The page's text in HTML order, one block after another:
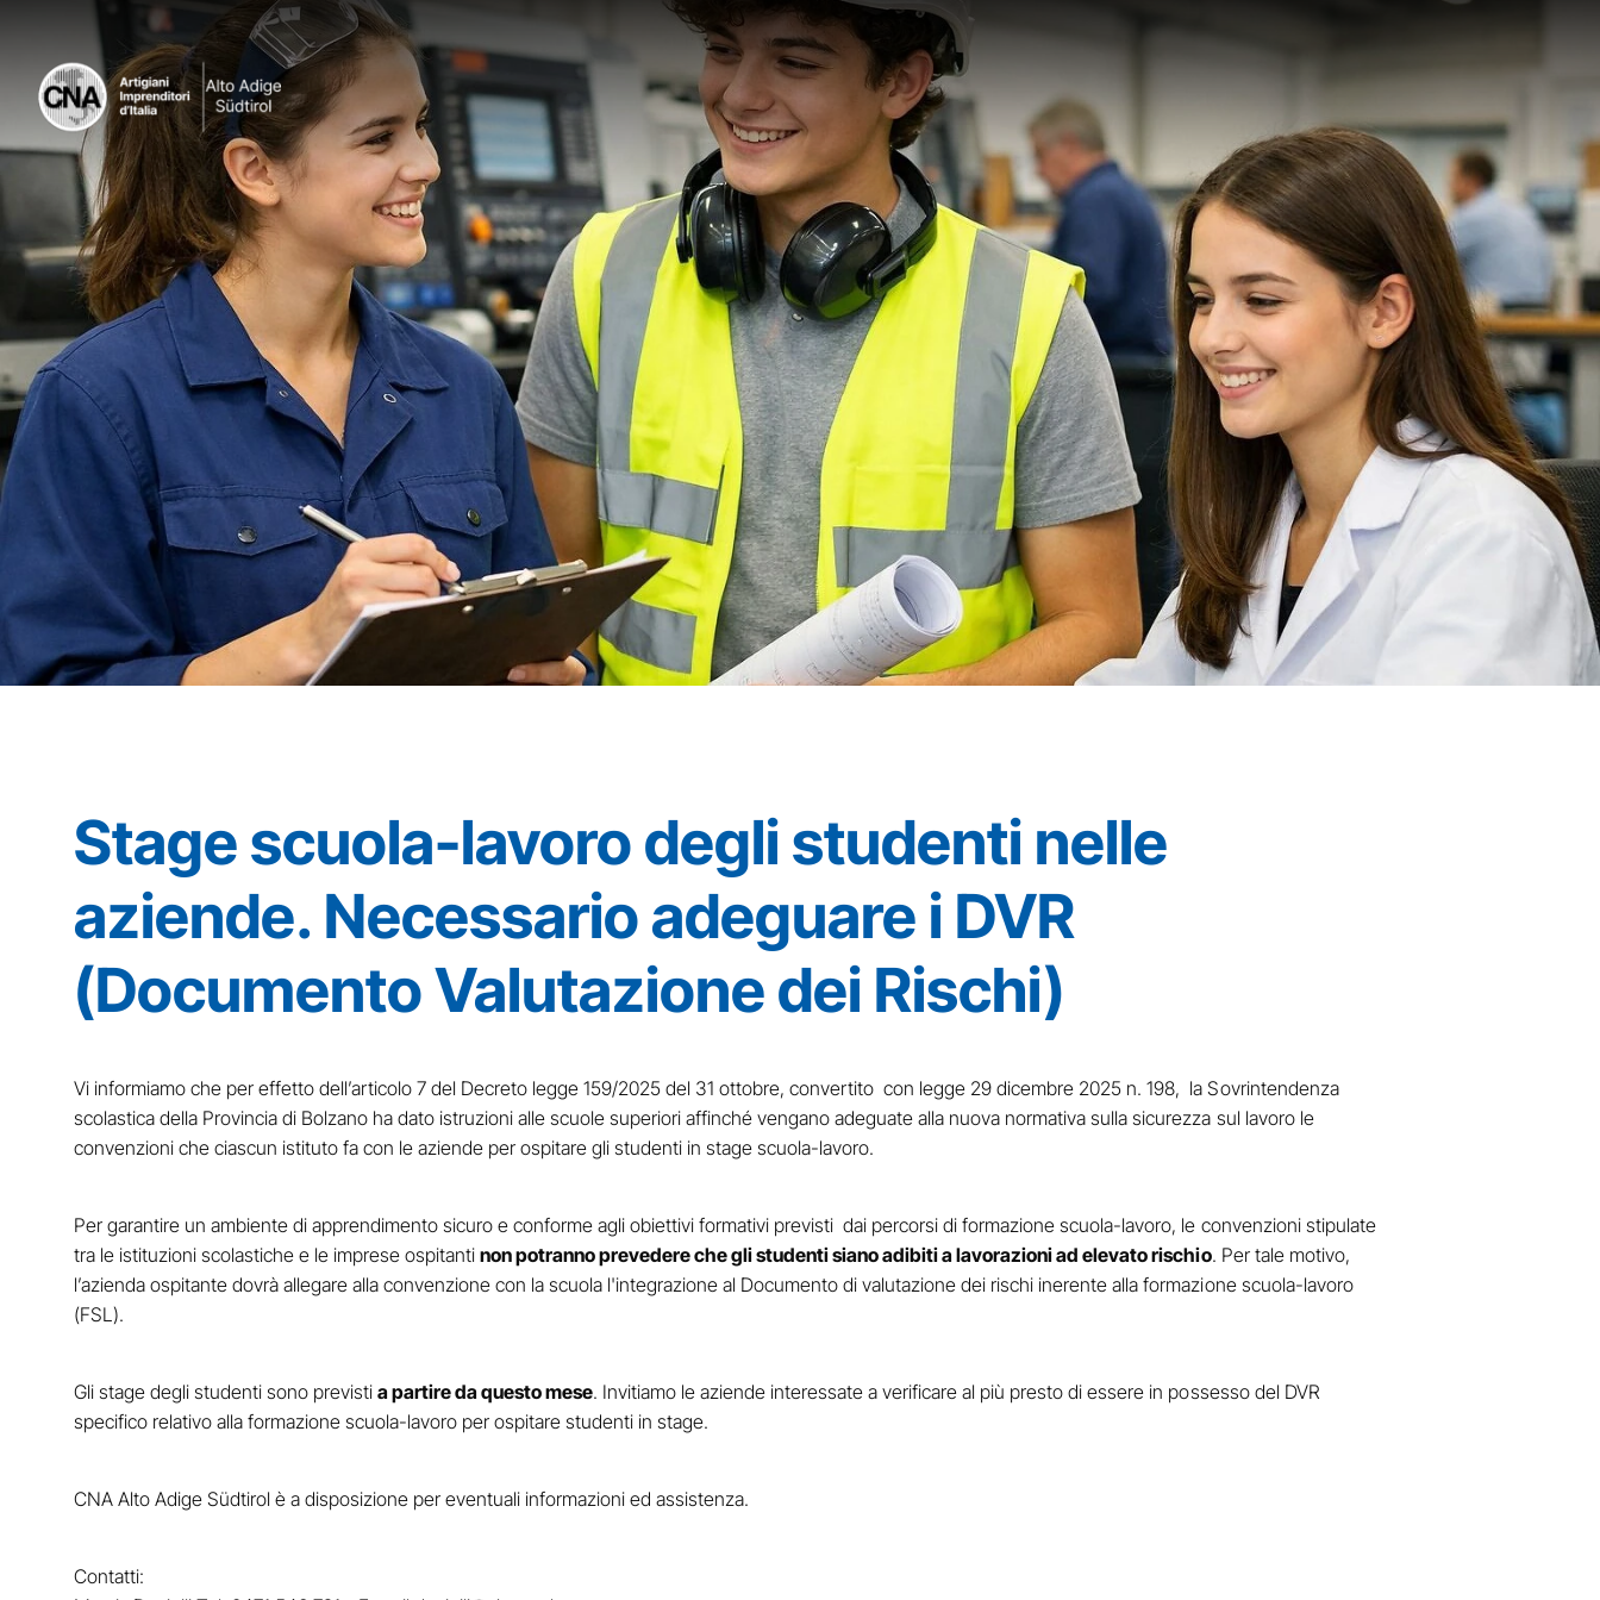
Stage scuola-lavoro degli studenti nelle
aziende. Necessario adeguare i DVR
(Documento Valutazione dei Rischi)
Vi informiamo che per effetto dell’articolo 7 del Decreto legge 159/2025 del 31 ottobre, convertito con legge 29 dicembre 2025 n. 198, la Sovrintendenza
scolastica della Provincia di Bolzano ha dato istruzioni alle scuole superiori affinché vengano adeguate alla nuova normativa sulla sicurezza sul lavoro le
convenzioni che ciascun istituto fa con le aziende per ospitare gli studenti in stage scuola-lavoro.
Per garantire un ambiente di apprendimento sicuro e conforme agli obiettivi formativi previsti dai percorsi di formazione scuola-lavoro, le convenzioni stipulate
tra le istituzioni scolastiche e le imprese ospitantinon potranno prevedere che gli studenti siano adibiti a lavorazioni ad elevato rischio. Per tale motivo,
l’azienda ospitante dovrà allegare alla convenzione con la scuola l'integrazione al Documento di valutazione dei rischi inerente alla formazione scuola-lavoro
(FSL).
Gli stage degli studenti sono previsti a partire da questo mese. Invitiamo le aziende interessate a verificare al più presto di essere in possesso del DVR
specifico relativo alla formazione scuola-lavoro per ospitare studenti in stage.
CNA Alto Adige Südtirol è a disposizione per eventuali informazioni ed assistenza.
Contatti: